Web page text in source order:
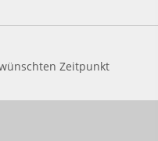
Zeitpunkt